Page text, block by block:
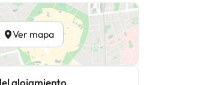
Ver mapa
alojamiento